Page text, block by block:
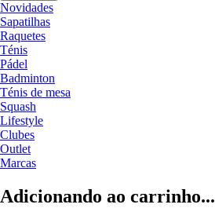
Novidades
Sapatilhas
Raquetes
Ténis
Pádel
Badminton
Ténis de mesa
Squash
Lifestyle
Clubes
Outlet
Marcas
Adicionando ao carrinho...